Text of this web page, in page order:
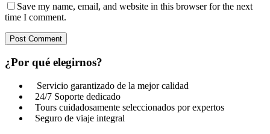
Save my name, email, and website in this browser for the next
time I comment.
¿Por qué elegirnos?
Servicio garantizado de la mejor calidad
24/7 Soporte dedicado
Tours cuidadosamente seleccionados por expertos
Seguro de viaje integral